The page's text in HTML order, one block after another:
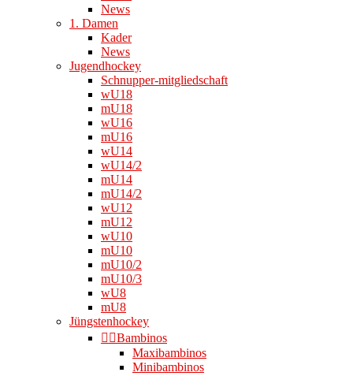
News
1. Damen
Kader
News
Jugendhockey
Schnupper-mitgliedschaft
wU18
mU18
wU16
mU16
wU14
wU14/2
mU14
mU14/2
wU12
mU12
wU10
mU10
mU10/2
mU10/3
wU8
mU8
Jüngstenhockey
👉🏻Bambinos
Maxibambinos
Minibambinos